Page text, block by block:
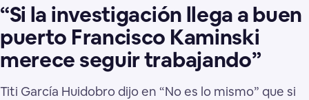
“Si la investigación llega a buen
puerto Francisco Kaminski
merece seguir trabajando”
Titi García Huidobro dijo en “No es lo mismo” que si